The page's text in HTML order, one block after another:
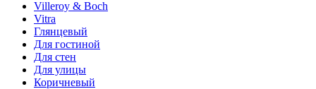
Villeroy & Boch
Vitra
Глянцевый
Для гостиной
Для стен
Для улицы
Коричневый